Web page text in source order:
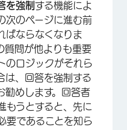
を強制 する機能によ
次のページに進む前
ばならなくなりま
質問が他よりも重要
のロジックがそれら
は、回答を強制する
勧めします。回答者
もうとすると、先に
要であることを知ら